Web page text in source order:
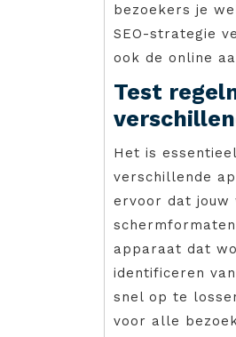
bezoekers je
SEO-strategie
ook de online
Test
Het is
verschillende
ervoor dat jouw
apparaat dat
identificeren
snel op te
voor alle